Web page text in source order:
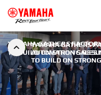
YAMAHA GATHERS
AUTOMATION SALES
TO BUILD ON
YAMAHA GATHERS
TO BUILD ON STRONG